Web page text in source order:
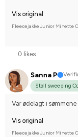
Vis original
Fleecejakke Junior Minette
0 likes
Sanna P
Stall sweeping
Var ødelagt i sømmene
Vis original
Fleecejakke Junior Minette